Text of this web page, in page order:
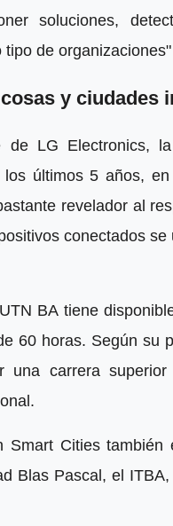
soluciones,
de
y ciudades
de LG Electronics,
últimos 5 años,
revelador al
conectados
BA tiene
60 horas. Según su
una carrera
Smart Cities
Blas Pascal, el